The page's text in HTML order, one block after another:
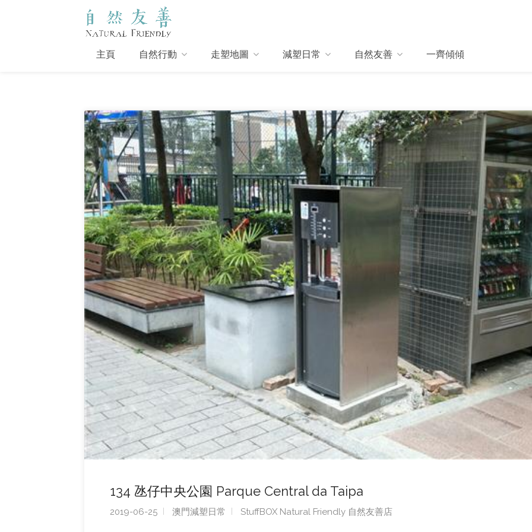
主頁 自然行動 走塑地圖 減塑日常 自然友善 一齊傾傾
134 氹仔中央公園 Parque Central da Taipa
2019-06-25 澳門減塑日常 StuffBOX Natural Friendly 自然友善店